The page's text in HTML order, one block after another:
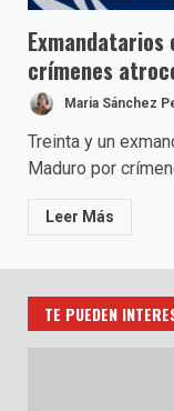
Exmandatarios
crímenes
Maria Sánchez
Treinta y un
Maduro por
Leer Más
TE PUEDEN